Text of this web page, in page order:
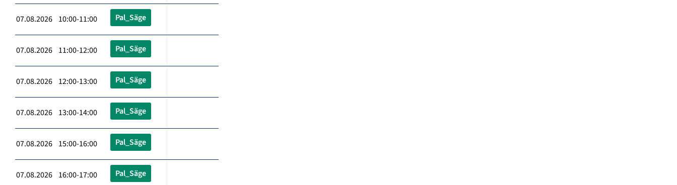
07.08.2026 10:00-11:00 Pal_Säge
07.08.2026 11:00-12:00 Pal_Säge
07.08.2026 12:00-13:00 Pal_Säge
07.08.2026 13:00-14:00 Pal_Säge
07.08.2026 15:00-16:00 Pal_Säge
07.08.2026 16:00-17:00 Pal_Säge